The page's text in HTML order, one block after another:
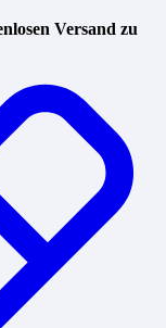
Versand zu